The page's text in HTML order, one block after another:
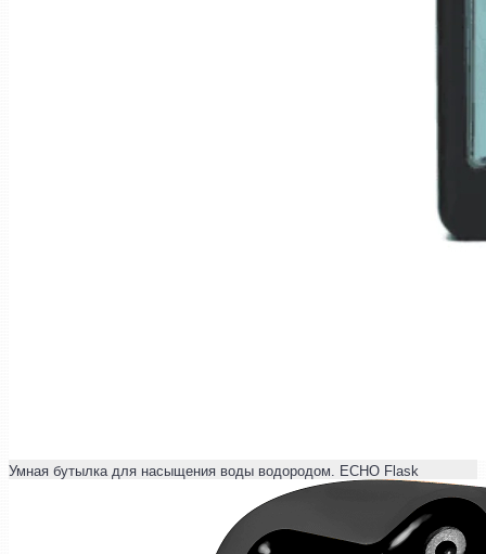
Умная бутылка для насыщения воды водородом. ECHO Flask